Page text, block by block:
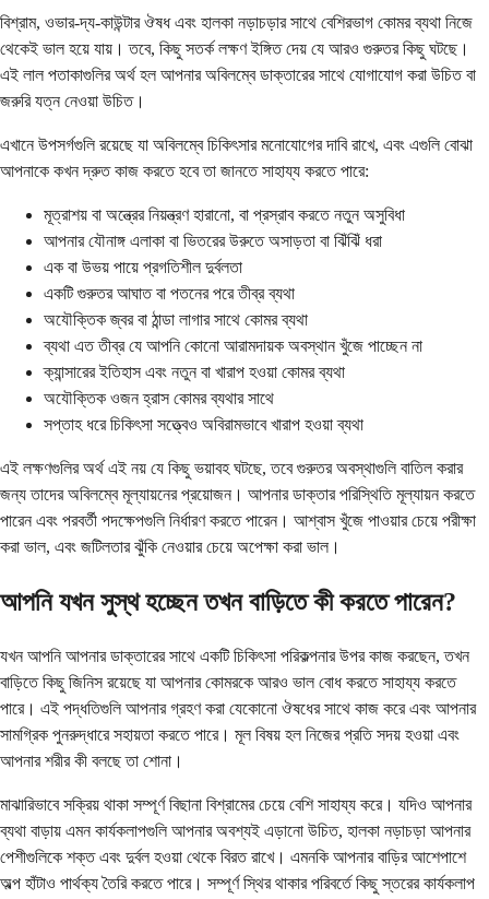
বিশ্রাম, ওভার-দ্য-কাউন্টার ঔষধ এবং হালকা নড়াচড়ার সাথে বেশিরভাগ কোমর ব্যথা নিজে
থেকেই ভাল হয়ে যায়। তবে, কিছু সতর্ক লক্ষণ ইঙ্গিত দেয় যে আরও গুরুতর কিছু ঘটছে।
এই লাল পতাকাগুলির অর্থ হল আপনার অবিলম্বে ডাক্তারের সাথে যোগাযোগ করা উচিত বা
জরুরি যত্ন নেওয়া উচিত।
এখানে উপসর্গগুলি রয়েছে যা অবিলম্বে চিকিৎসার মনোযোগের দাবি রাখে, এবং এগুলি বোঝা
আপনাকে কখন দ্রুত কাজ করতে হবে তা জানতে সাহায্য করতে পারে:
মূত্রাশয় বা অন্ত্রের নিয়ন্ত্রণ হারানো, বা প্রস্রাব করতে নতুন অসুবিধা
আপনার যৌনাঙ্গ এলাকা বা ভিতরের উরুতে অসাড়তা বা ঝিঁঝিঁ ধরা
এক বা উভয় পায়ে প্রগতিশীল দুর্বলতা
একটি গুরুতর আঘাত বা পতনের পরে তীব্র ব্যথা
অযৌক্তিক জ্বর বা ঠান্ডা লাগার সাথে কোমর ব্যথা
ব্যথা এত তীব্র যে আপনি কোনো আরামদায়ক অবস্থান খুঁজে পাচ্ছেন না
ক্যান্সারের ইতিহাস এবং নতুন বা খারাপ হওয়া কোমর ব্যথা
অযৌক্তিক ওজন হ্রাস কোমর ব্যথার সাথে
সপ্তাহ ধরে চিকিৎসা সত্ত্বেও অবিরামভাবে খারাপ হওয়া ব্যথা
এই লক্ষণগুলির অর্থ এই নয় যে কিছু ভয়াবহ ঘটছে, তবে গুরুতর অবস্থাগুলি বাতিল করার
জন্য তাদের অবিলম্বে মূল্যায়নের প্রয়োজন। আপনার ডাক্তার পরিস্থিতি মূল্যায়ন করতে
পারেন এবং পরবর্তী পদক্ষেপগুলি নির্ধারণ করতে পারেন। আশ্বাস খুঁজে পাওয়ার চেয়ে পরীক্ষা
করা ভাল, এবং জটিলতার ঝুঁকি নেওয়ার চেয়ে অপেক্ষা করা ভাল।
আপনি যখন সুস্থ হচ্ছেন তখন বাড়িতে কী করতে পারেন?
যখন আপনি আপনার ডাক্তারের সাথে একটি চিকিৎসা পরিকল্পনার উপর কাজ করছেন, তখন
বাড়িতে কিছু জিনিস রয়েছে যা আপনার কোমরকে আরও ভাল বোধ করতে সাহায্য করতে
পারে। এই পদ্ধতিগুলি আপনার গ্রহণ করা যেকোনো ঔষধের সাথে কাজ করে এবং আপনার
সামগ্রিক পুনরুদ্ধারে সহায়তা করতে পারে। মূল বিষয় হল নিজের প্রতি সদয় হওয়া এবং
আপনার শরীর কী বলছে তা শোনা।
মাঝারিভাবে সক্রিয় থাকা সম্পূর্ণ বিছানা বিশ্রামের চেয়ে বেশি সাহায্য করে। যদিও আপনার
ব্যথা বাড়ায় এমন কার্যকলাপগুলি আপনার অবশ্যই এড়ানো উচিত, হালকা নড়াচড়া আপনার
পেশীগুলিকে শক্ত এবং দুর্বল হওয়া থেকে বিরত রাখে। এমনকি আপনার বাড়ির আশেপাশে
অল্প হাঁটাও পার্থক্য তৈরি করতে পারে। সম্পূর্ণ স্থির থাকার পরিবর্তে কিছু স্তরের কার্যকলাপ